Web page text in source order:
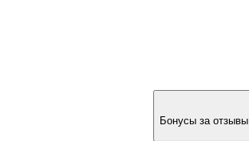
Бонусы за отзывы